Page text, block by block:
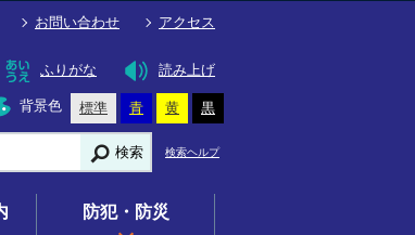
お問い合わせ アクセス
ふりがな 読み上げ
背景色 標準 青 黄 黒
検索 検索ヘルプ
防犯・防災